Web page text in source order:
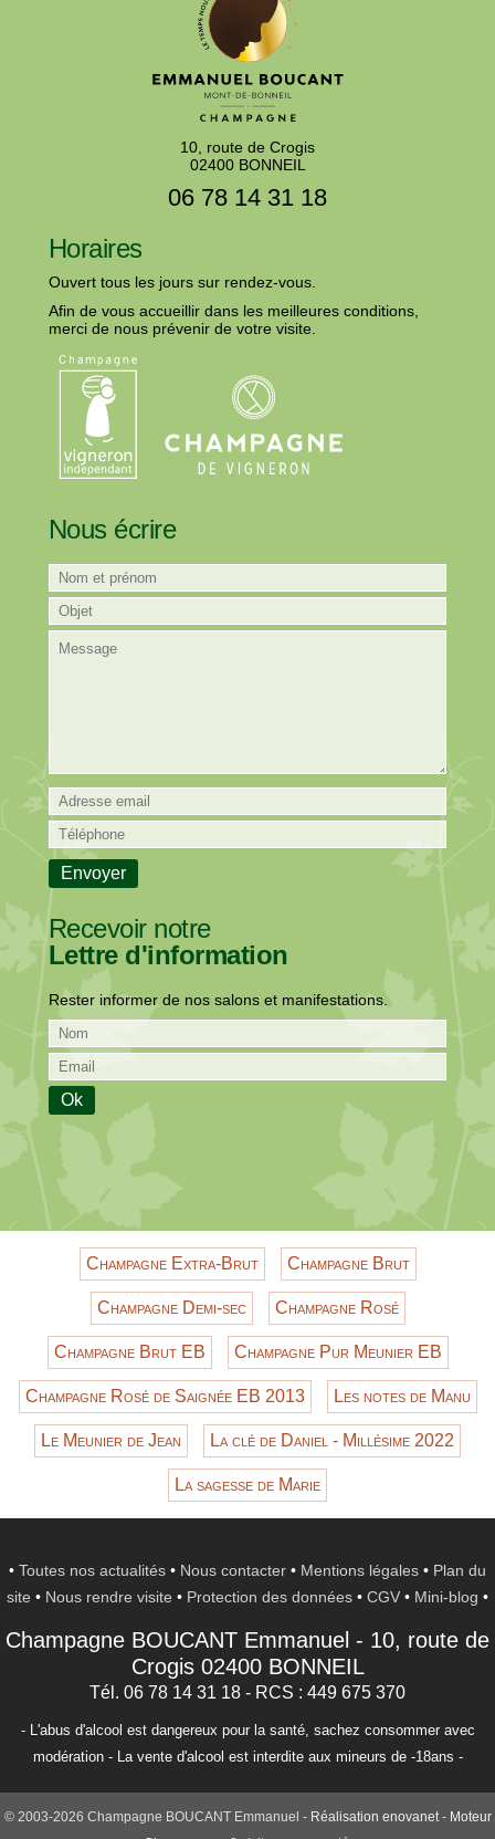
10, route de Crogis
02400 BONNEIL
06 78 14 31 18
Horaires
Ouvert tous les jours sur rendez-vous.
Afin de vous accueillir dans les meilleures conditions,
merci de nous prévenir de votre visite.
Nous écrire
Recevoir notre
Lettre d'information
Rester informer de nos salons et manifestations.
Champagne Extra-Brut Champagne Brut
Champagne Demi-sec Champagne Rosé
Champagne Brut EB Champagne Pur Meunier EB
Champagne Rosé de Saignée EB 2013 Les notes de Manu
Le Meunier de Jean La clé de Daniel - Millésime 2022
La sagesse de Marie
• Toutes nos actualités • Nous contacter • Mentions légales • Plan du
site • Nous rendre visite • Protection des données • CGV • Mini-blog •
Champagne BOUCANT Emmanuel - 10, route de
Crogis 02400 BONNEIL
Tél. 06 78 14 31 18 - RCS : 449 675 370
- L'abus d'alcool est dangereux pour la santé, sachez consommer avec
modération - La vente d'alcool est interdite aux mineurs de -18ans -
© 2003-2026 Champagne BOUCANT Emmanuel - Réalisation enovanet- Moteur